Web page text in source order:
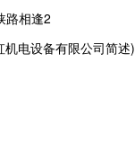
路相逢2
电设备有限公司简述)